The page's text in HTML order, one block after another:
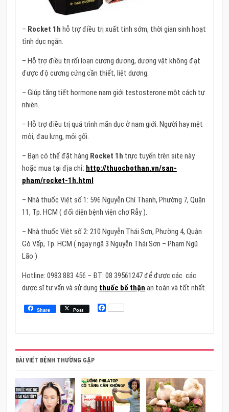
– Rocket 1h hỗ trợ điều trị xuất tinh sớm, thời gian sinh hoạt
tình dục ngắn.
– Hỗ trợ điều trị rối loạn cương dương, dương vật không đạt
được độ cương cứng cần thiết, liệt dương.
– Giúp tăng tiết hormone nam giới testosterone một cách tự
nhiên.
– Hỗ trợ điều trị quá trình mãn dục ở nam giới: Người hay mệt
mỏi, đau lưng, mỏi gối.
– Bạn có thể đặt hàng Rocket 1h trực tuyến trên site này
hoặc mua tại địa chỉ: http://thuocbothan.vn/san-
pham/rocket-1h.html
– Nhà thuốc Việt số 1: 596 Nguyễn Chí Thanh, Phường 7, Quận
11, Tp. HCM ( đối diện bệnh viện chợ Rẫy ).
– Nhà thuốc Việt số 2: 210 Nguyễn Thái Sơn, Phường 4, Quận
Gò Vấp, Tp. HCM ( ngay ngã 3 Nguyễn Thái Sơn – Phạm Ngũ
Lão )
Hotline: 0983 883 456 – ĐT: 08 39561247 để được các các
dược sĩ tư vấn và sử dụng thuốc bổ thận an toàn và tốt nhất.
Share Post Facebook
BÀI VIẾT BỆNH THƯỜNG GẶP